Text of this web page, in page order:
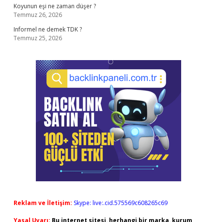
Koyunun eşi ne zaman düşer ?
Temmuz 26, 2026
Informel ne demek TDK ?
Temmuz 25, 2026
Reklam ve İletişim: Skype: live:.cid.575569c608265c69
Yasal Uyarı: Bu internet sitesi, herhangi bir marka, kurum